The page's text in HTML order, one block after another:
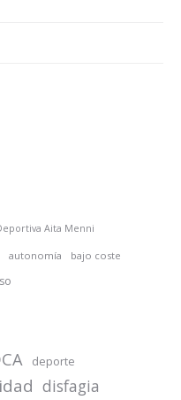
Aita Menni
autonomía bajo coste
deporte
disfagia